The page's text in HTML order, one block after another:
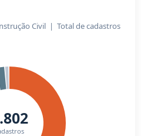
Civil | Total de cadastros